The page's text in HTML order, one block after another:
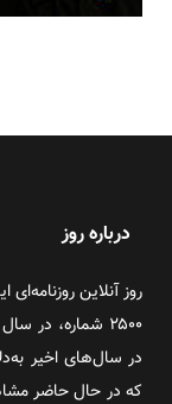
درباره روز
در سال‌های اخیر
که در حال حاضر